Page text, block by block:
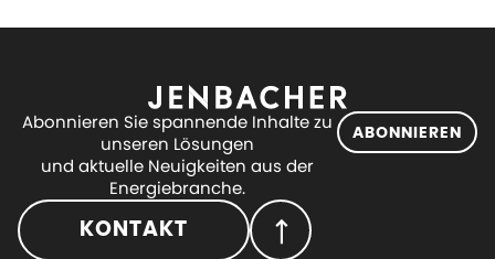
Abonnieren Sie spannende Inhalte zu
unseren Lösungen
und aktuelle Neuigkeiten aus der
Energiebranche.
ABONNIEREN
KONTAKT